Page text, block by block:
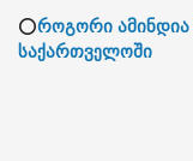
⭕როგორი
საქართველოში